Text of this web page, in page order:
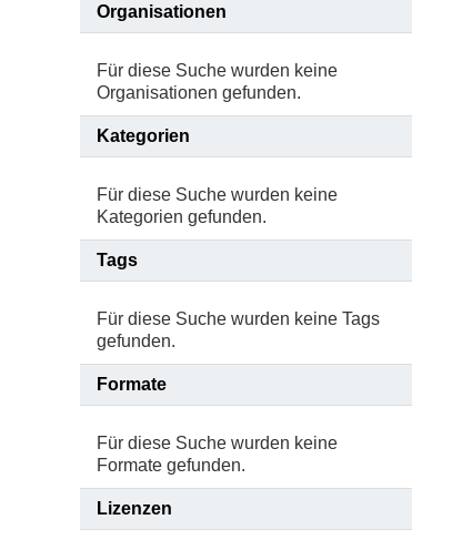
Organisationen
Für diese Suche wurden keine
Organisationen gefunden.
Kategorien
Für diese Suche wurden keine
Kategorien gefunden.
Tags
Für diese Suche wurden keine Tags
gefunden.
Formate
Für diese Suche wurden keine
Formate gefunden.
Lizenzen